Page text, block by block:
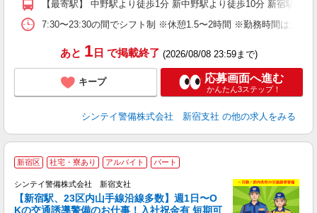
【最寄駅】 中野駅より徒歩1分 新中野駅より徒歩10分 新宿駅よ
7:30〜23:30の間でシフト制 ※休憩1.5〜2時間 ※勤務時間はシフ
あと 1日 で掲載終了 (2026/08/08 23:59まで)
キープ 応募画面へ進む
かんたん3ステップ！
シンテイ警備株式会社 新宿支社 の他の求人をみる
新宿区 社宅・寮あり アルバイト パート
シンテイ警備株式会社 新宿支社
【新宿駅、23区内山手線沿線多数】週1日〜O
Kの交通誘導警備のお仕事！入社祝金有 短期可